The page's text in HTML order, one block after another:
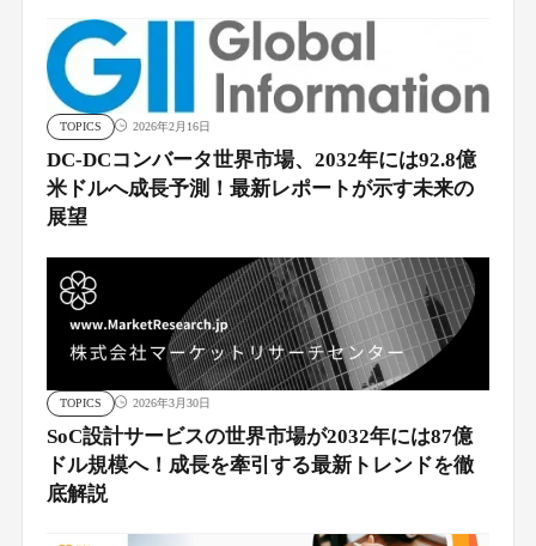
TOPICS 2026年2月16日
DC-DCコンバータ世界市場、2032年には92.8億
米ドルへ成長予測！最新レポートが示す未来の
展望
TOPICS 2026年3月30日
SoC設計サービスの世界市場が2032年には87億
ドル規模へ！成長を牽引する最新トレンドを徹
底解説